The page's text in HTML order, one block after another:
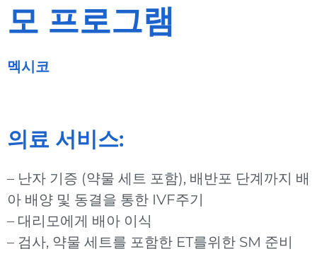
모 프로그램
멕시코
의료 서비스:
– 난자 기증 (약물 세트 포함), 배반포 단계까지 배
아 배양 및 동결을 통한 IVF주기
– 대리모에게 배아 이식
– 검사, 약물 세트를 포함한 ET를위한 SM 준비